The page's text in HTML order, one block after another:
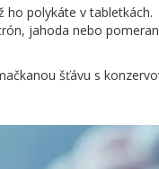
ho polykáte v tabletkách.
jahoda nebo
šťávu s